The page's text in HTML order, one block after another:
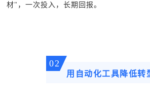
材"，一次投入，长期回报。
02
用自动化工具降低转